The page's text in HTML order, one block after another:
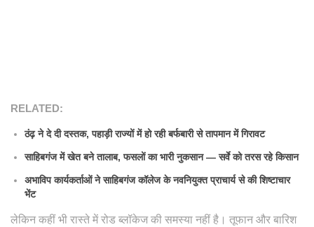
RELATED:
ठंढ़ ने दे दी दस्तक, पहाड़ी राज्यों में हो रही बर्फबारी से तापमान में गिरावट
साहिबगंज में खेत बने तालाब, फसलों का भारी नुकसान — सर्वे को तरस रहे किसान
अभाविप कार्यकर्ताओं ने साहिबगंज कॉलेज के नवनियुक्त प्राचार्य से की शिष्टाचार
भेंट
लेकिन कहीं भी रास्ते में रोड ब्लॉकेज की समस्या नहीं है। तूफान और बारिश